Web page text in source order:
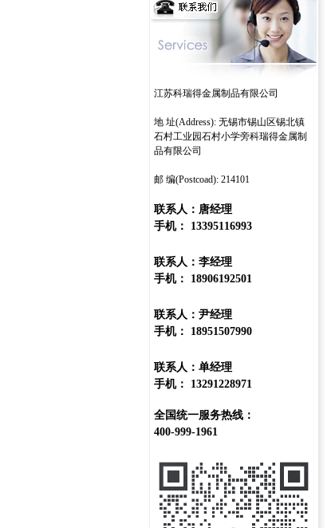
江苏科瑞得金属制品有限公司
地 址(Address): 无锡市锡山区锡北镇
石村工业园石村小学旁科瑞得金属制
品有限公司
邮 编(Postcoad): 214101
联系人：唐经理
手机： 13395116993
联系人：李经理
手机： 18906192501
联系人：尹经理
手机： 18951507990
联系人：单经理
手机： 13291228971
全国统一服务热线：
400-999-1961